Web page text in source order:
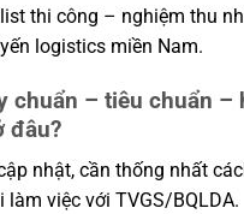
thi công – nghiệm thu
logistics miền Nam.
chuẩn – tiêu chuẩn –
đâu?
nhật, cần thống nhất
việc với TVGS/BQLDA.